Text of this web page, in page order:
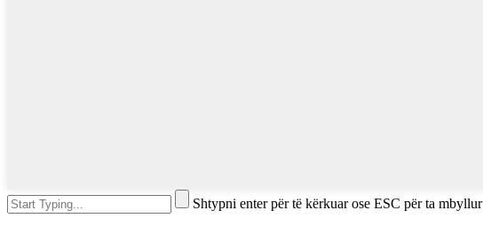
Shtypni enter për të kërkuar ose ESC për ta mbyllur